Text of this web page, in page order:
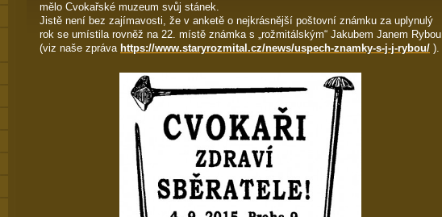
mělo Cvokařské muzeum svůj stánek.
Jistě není bez zajímavosti, že v anketě o nejkrásnější poštovní známku za uplynulý
rok se umístila rovněž na 22. místě známka s „rožmitálským“ Jakubem Janem Rybou
(viz naše zpráva https://www.staryrozmital.cz/news/uspech-znamky-s-j-j-rybou/ ).